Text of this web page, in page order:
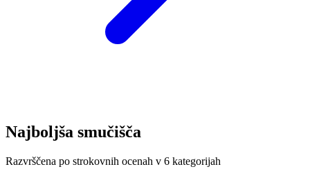
Najboljša smučišča
Razvrščena po strokovnih ocenah v 6 kategorijah